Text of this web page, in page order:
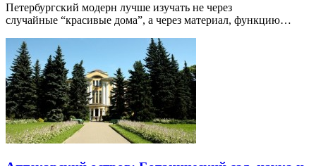
Петербургский модерн лучше изучать не через
случайные “красивые дома”, а через материал, функцию…